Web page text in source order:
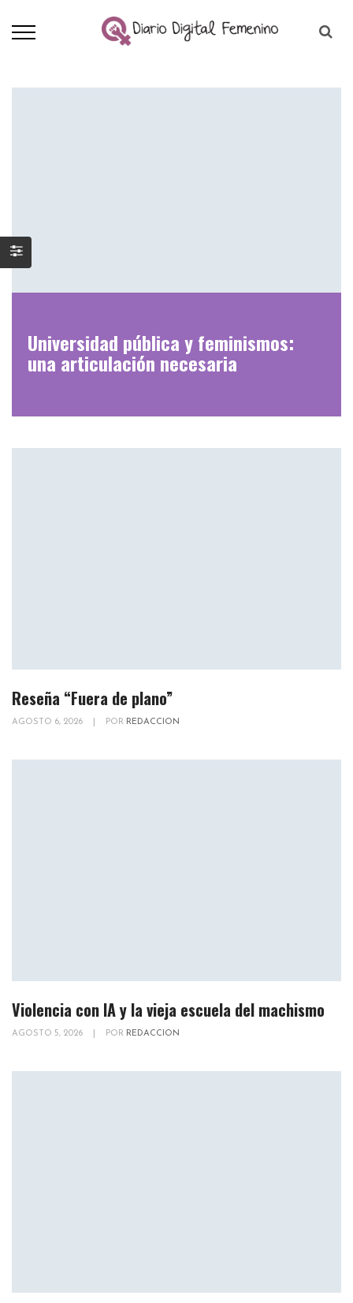
Universidad pública y feminismos:
una articulación necesaria
Reseña “Fuera de plano”
AGOSTO 6, 2026 POR REDACCION
Violencia con IA y la vieja escuela del machismo
AGOSTO 5, 2026 POR REDACCION